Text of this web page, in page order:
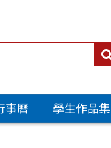
事曆 學生作品集